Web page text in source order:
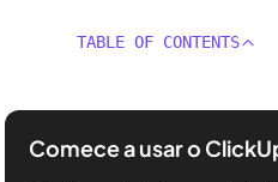
TABLE OF CONTENTS
Comece a usar o